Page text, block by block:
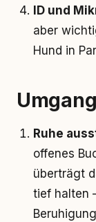
ID und
aber
Hund in
Ruhe
offenes
überträgt
tief halten